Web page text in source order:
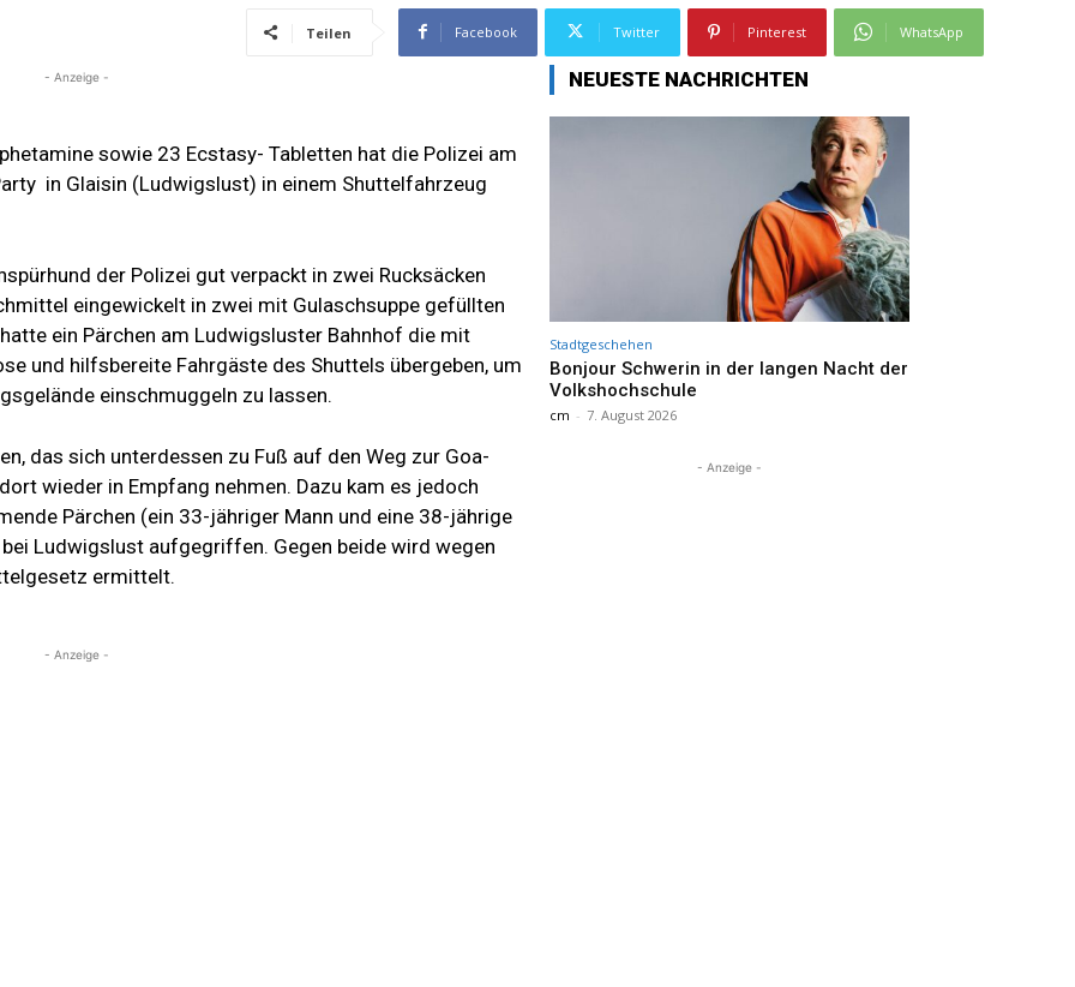
Teilen Facebook Twitter Pinterest WhatsApp
- Anzeige -
sowie 23 Ecstasy- Tabletten hat die Polizei am
in Glaisin (Ludwigslust) in einem Shuttelfahrzeug
der Polizei gut verpackt in zwei Rucksäcken
eingewickelt in zwei mit Gulaschsuppe gefüllten
ein Pärchen am Ludwigsluster Bahnhof die mit
und hilfsbereite Fahrgäste des Shuttels übergeben, um
einschmuggeln zu lassen.
das sich unterdessen zu Fuß auf den Weg zur Goa-
wieder in Empfang nehmen. Dazu kam es jedoch
Pärchen (ein 33-jähriger Mann und eine 38-jährige
Ludwigslust aufgegriffen. Gegen beide wird wegen
ermittelt.
- Anzeige -
NEUESTE NACHRICHTEN
Stadtgeschehen
Bonjour Schwerin in der langen Nacht der
Volkshochschule
cm - 7. August 2026
- Anzeige -